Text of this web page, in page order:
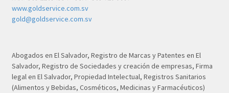
www.goldservice.com.sv
gold@goldservice.com.sv
Abogados en El Salvador, Registro de Marcas y Patentes en El
Salvador, Registro de Sociedades y creación de empresas, Firma
legal en El Salvador, Propiedad Intelectual, Registros Sanitarios
(Alimentos y Bebidas, Cosméticos, Medicinas y Farmacéuticos)